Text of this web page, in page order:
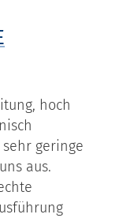
hoch
geringe
aus.